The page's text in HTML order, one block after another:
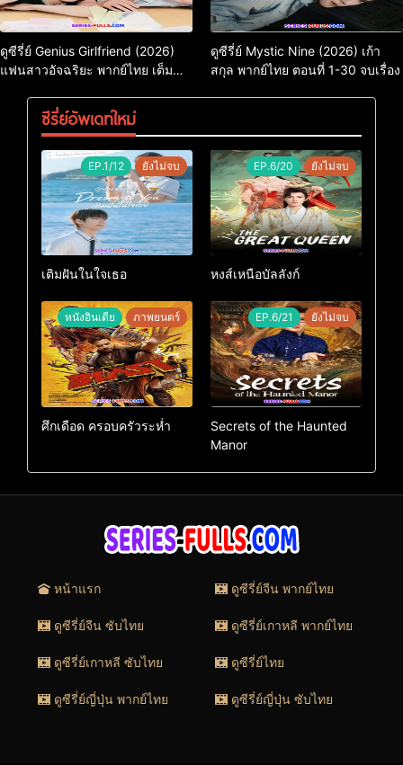
ดูซีรี่ย์ Genius Girlfriend (2026)
แฟนสาวอัจฉริยะ พากย์ไทย เต็ม
ดูซีรี่ย์ Mystic Nine (2026) เก้า
สกุล พากย์ไทย ตอนที่ 1-30 จบเรื่อง
ซีรี่ย์อัพเดทใหม่
EP.1/12 ยังไม่จบ
เติมฝันในใจเธอ
EP.6/20 ยังไม่จบ
หงส์เหนือบัลลังก์
หนังอินเดีย ภาพยนตร์
ศึกเดือด ครอบครัวระห่ำ
EP.6/21 ยังไม่จบ
Secrets of the Haunted
Manor
หน้าแรก ดูซีรี่ย์จีน พากย์ไทย
ดูซีรี่ย์จีน ซับไทย ดูซีรี่ย์เกาหลี พากย์ไทย
ดูซีรี่ย์เกาหลี ซับไทย ดูซีรี่ย์ไทย
ดูซีรี่ย์ญี่ปุ่น พากย์ไทย ดูซีรี่ย์ญี่ปุ่น ซับไทย